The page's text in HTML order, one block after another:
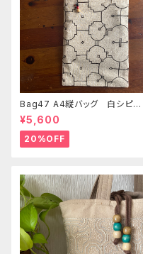
Bag47 A4縦バッグ 白シピボ
模様 シピボ族の泥染め
¥5,600
20%OFF